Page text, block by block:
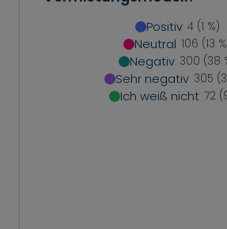
Positiv 4 (1 %)
Neutral 106 (13
Negativ 300 (38
Sehr negativ 305
Ich weiß nicht 72